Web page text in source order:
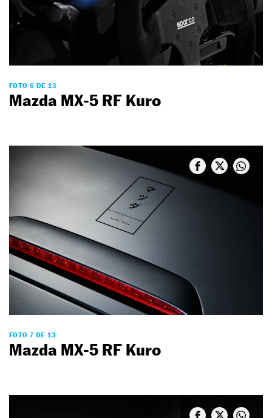
FOTO 6 DE 13
Mazda MX-5 RF Kuro
FOTO 7 DE 13
Mazda MX-5 RF Kuro